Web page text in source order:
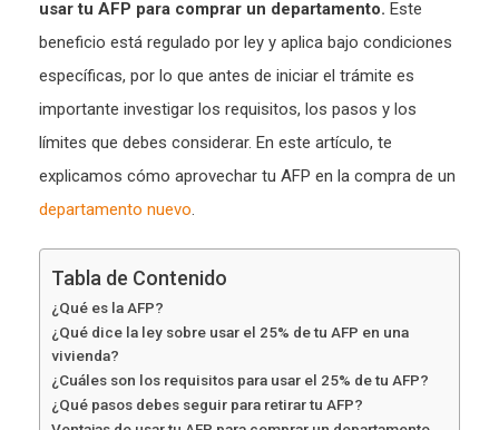
usar tu AFP para comprar un departamento. Este
beneficio está regulado por ley y aplica bajo condiciones
específicas, por lo que antes de iniciar el trámite es
importante investigar los requisitos, los pasos y los
límites que debes considerar. En este artículo, te
explicamos cómo aprovechar tu AFP en la compra de un
departamento nuevo
Tabla de Contenido
¿Qué es la AFP?
¿Qué dice la ley sobre usar el 25% de tu AFP en una
vivienda?
¿Cuáles son los requisitos para usar el 25% de tu AFP?
¿Qué pasos debes seguir para retirar tu AFP?